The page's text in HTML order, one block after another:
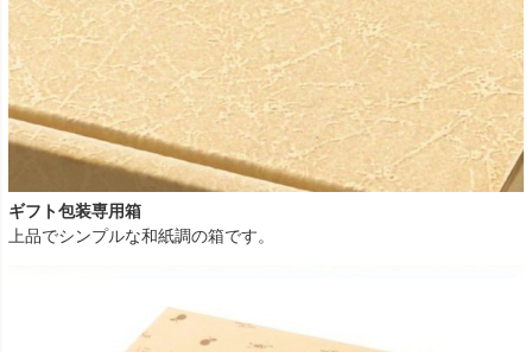
ギフト包装専用箱
上品でシンプルな和紙調の箱です。